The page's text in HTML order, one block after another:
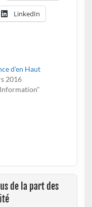
LinkedIn
d’en Haut
2016
de la part des